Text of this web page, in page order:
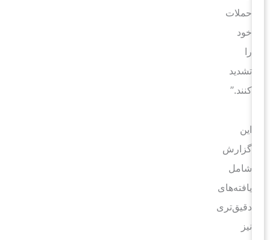
حملات
خود
تشدید
کنند.”
گزارش
شامل
یافته‌های
دقیق‌تری